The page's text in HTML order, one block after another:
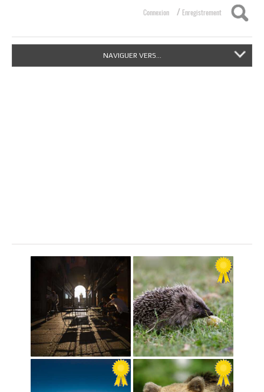
Connexion / Enregistrement
NAVIGUER VERS...